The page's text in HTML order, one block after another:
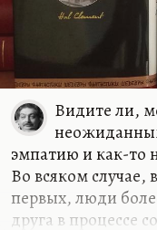
Видите ли,
эмпатию и как-то
Во всяком
первых, люди
друга в процессе